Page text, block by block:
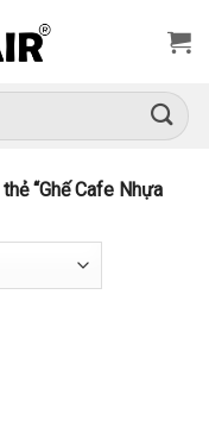
“Ghế Cafe Nhựa